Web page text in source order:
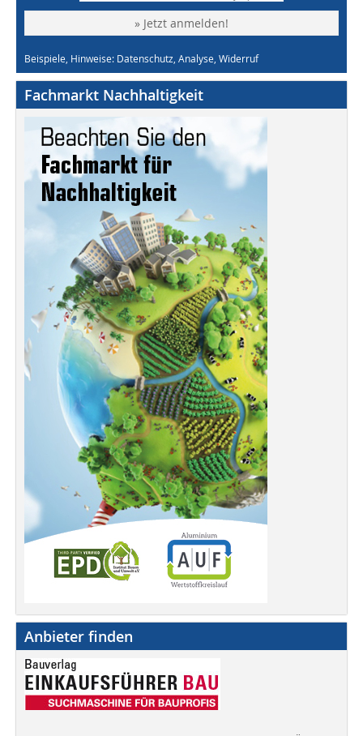
» Jetzt anmelden!
Beispiele, Hinweise: Datenschutz, Analyse, Widerruf
Fachmarkt Nachhaltigkeit
Anbieter finden